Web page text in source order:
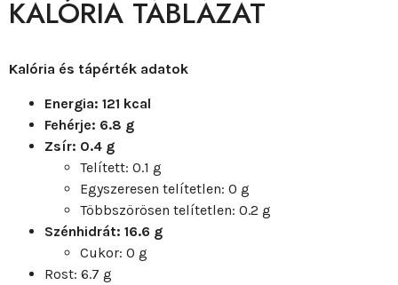
KALÓRIA TÁBLÁZAT
Kalória és tápérték adatok
Energia: 121 kcal
Fehérje: 6.8 g
Zsír: 0.4 g
Telített: 0.1 g
Egyszeresen telítetlen: 0 g
Többszörösen telítetlen: 0.2 g
Szénhidrát: 16.6 g
Cukor: 0 g
Rost: 6.7 g